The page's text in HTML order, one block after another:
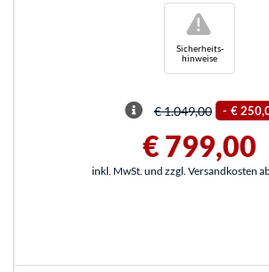
Sicherheits-
hinweise
!
€ 1.049,00 - €
€ 799,00
inkl. MwSt. und zzgl. Versandkosten